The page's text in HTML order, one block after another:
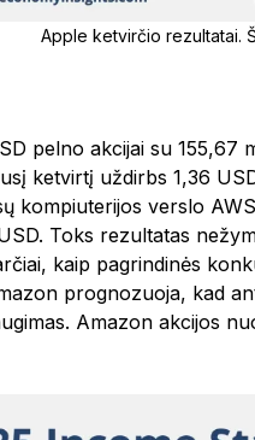
Apple ketvirčio rezultatai.
pelno akcijai su 155,67
ketvirtį uždirbs 1,36
kompiuterijos verslo
Toks rezultatas
kaip pagrindinės
prognozuoja, kad
Amazon akcijos